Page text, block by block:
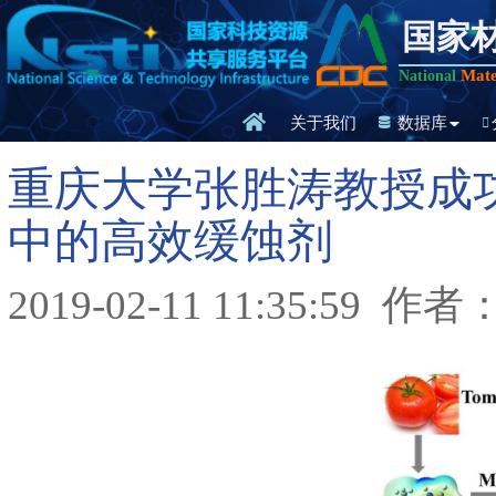
国家
National
关于我们 数据库
重庆大学张胜涛教授成
中的高效缓蚀剂
2019-02-11 11:35:59 作者